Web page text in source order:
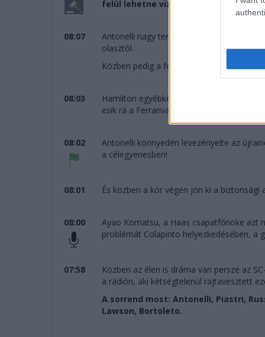
felül lehetne vizsgálni a kialakuló
08:07
Antonelli nagy tempóban szakad el
olasztól.
Közben pedig a felügyelők "jegyezték" a
08:03
Hamilton egyébként Antonellihez
esik rá a Ferrarival.
08:02
Antonelli könnyedén levezényelte az
a célegyenesben!
08:01 És közben a kör végén jön ki a
08:00
Ayao Komatsu, a Haas csapatfőnöke azt
problémát Colapinto helyezkedésében,
07:58
Közben az élen is dráma van persze az
a rádión, aki kétségtelenül rajtavesztett
A sorrend most: Antonelli, Piastri,
Lawson, Bortoleto.